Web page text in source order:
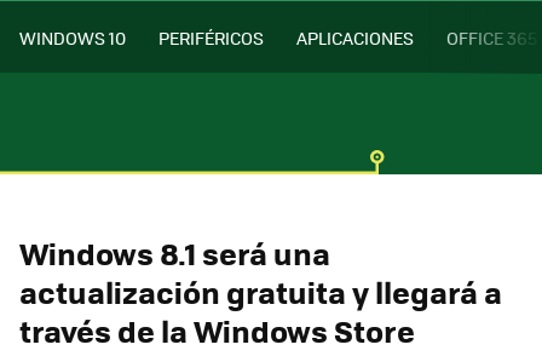
WINDOWS 10 PERIFÉRICOS APLICACIONES OFFICE 365
Windows 8.1 será una
actualización gratuita y llegará a
través de la Windows Store